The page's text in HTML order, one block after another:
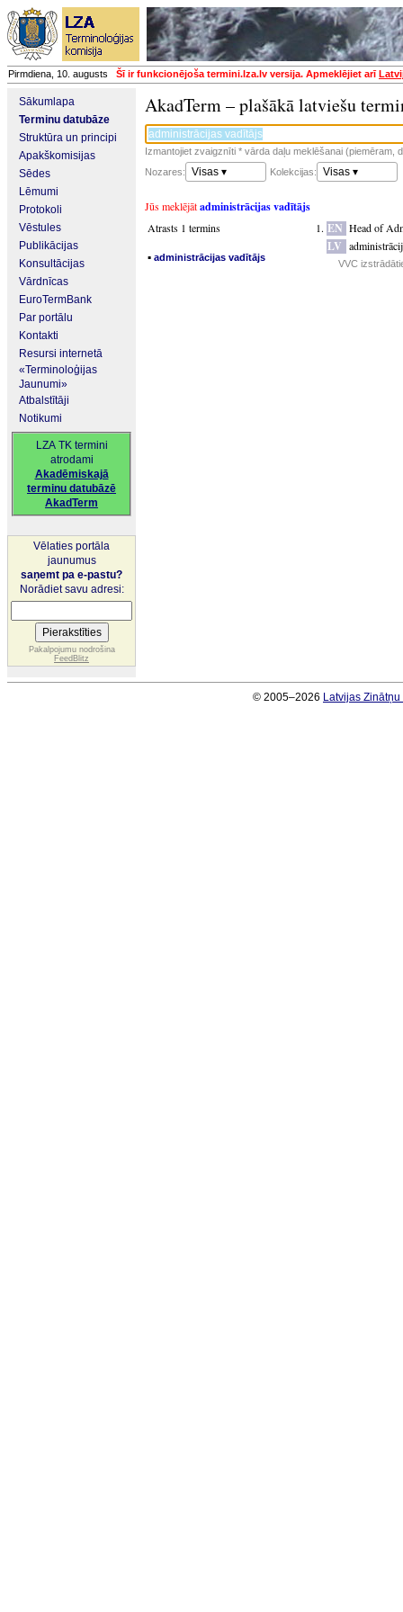
Pirmdiena, 10. augusts Šī ir funkcionējoša termini.lza.lv versija. Apmeklējiet arī
Sākumlapa
Terminu datubāze
Struktūra un principi
Apakškomisijas
Sēdes
Lēmumi
Protokoli
Vēstules
Publikācijas
Konsultācijas
Vārdnīcas
EuroTermBank
Par portālu
Kontakti
Resursi internetā
«Terminoloģijas
Jaunumi»
Atbalstītāji
Notikumi
LZA TK termini
atrodami
Akadēmiskajā
terminu datubāzē
AkadTerm
Vēlaties portāla
jaunumus
saņemt pa e-pastu?
Norādiet savu adresi:
Pakalpojumu nodrošina
FeedBlitz
AkadTerm – plašākā latviešu
Izmantojiet zvaigznīti * vārda daļu meklēšanai (piemēram,
Nozares:
Visas ▾ Kolekcijas: Visas ▾
Jūs meklējātadministrācijas vadītājs
Atrasts 1 termins
▪ administrācijas vadītājs
EN Head of
LV
VVC
© 2005–2026 Latvijas